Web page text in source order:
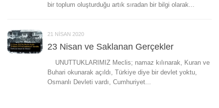
bir toplum oluşturduğu artık sıradan bir bilgi olarak...
21 NISAN 2020
23 Nisan ve Saklanan Gerçekler
UNUTTUKLARIMIZ Meclis; namaz kılınarak, Kuran ve
Buhari okunarak açıldı, Türkiye diye bir devlet yoktu,
Osmanlı Devleti vardı, Cumhuriyet...